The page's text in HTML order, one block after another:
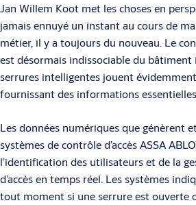
Jan Willem Koot met les choses en
jamais ennuyé un instant au cours de
métier, il y a toujours du nou­veau. Le
est désormais indissociable du
serrures intelligentes jouent
fournissant des informations
Les données numériques que génèrent
systèmes de contrôle d’accès ASSA
l’identification des utilisateurs et de la
d’accès en temps réel. Les systèmes
tout moment si une serrure est ouverte